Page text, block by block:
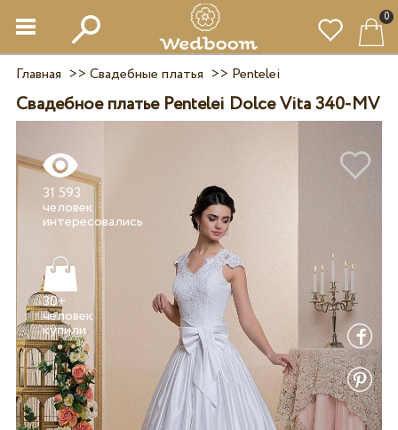
0
Главная >> Свадебные платья >> Pentelei
Свадебное платье Pentelei Dolce Vita 340-MV
31 593
человек
30+
человек
купили